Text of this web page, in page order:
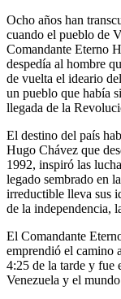
Ocho años han
cuando el pueblo de
Comandante Eterno
despedía al hombre
de vuelta el ideario
un pueblo que había
llegada de la
El destino del país
Hugo Chávez que
1992, inspiró las
legado sembrado en
irreductible lleva sus
de la independencia,
El Comandante
emprendió el camino
4:25 de la tarde y fue
Venezuela y el